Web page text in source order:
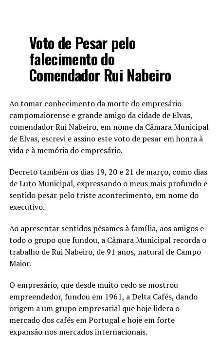
Voto de Pesar pelo
falecimento do
Comendador Rui Nabeiro
Ao tomar conhecimento da morte do empresário
campomaiorense e grande amigo da cidade de Elvas,
comendador Rui Nabeiro, em nome da Câmara Municipal
de Elvas, escrevi e assino este voto de pesar em honra à
vida e à memória do empresário.
Decreto também os dias 19, 20 e 21 de março, como dias
de Luto Municipal, expressando o meus mais profundo e
sentido pesar pelo triste acontecimento, em nome do
executivo.
Ao apresentar sentidos pêsames à família, aos amigos e
todo o grupo que fundou, a Câmara Municipal recorda o
trabalho de Rui Nabeiro, de 91 anos, natural de Campo
Maior.
O empresário, que desde muito cedo se mostrou
empreendedor, fundou em 1961, a Delta Cafés, dando
origem a um grupo empresarial que hoje lidera o
mercado dos cafés em Portugal e hoje em forte
expansão nos mercados internacionais.